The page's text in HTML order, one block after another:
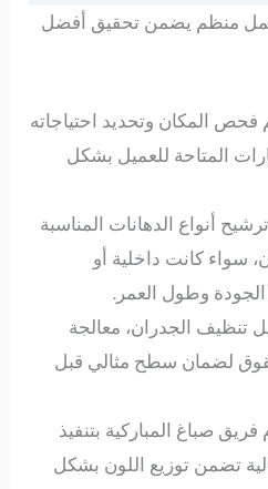
منظم يضمن تحقيق أفضل
فحص المكان وتحديد احتياجاته
المتاحة للعميل بشكل
أنواع الدهانات المناسبة
سواء كانت داخلية أو
وطول العمر.
تنظيف الجدران، معالجة
لضمان سطح مثالي قبل
فريق صباغ المباركية بتنفيذ
تضمن توزيع اللون بشكل